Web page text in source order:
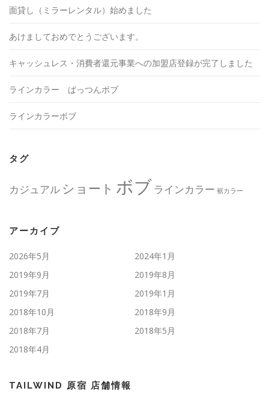
面貸し（ミラーレンタル）始めました
あけましておめでとうございます。
キャッシュレス・消費者還元事業への加盟店登録が完了しました
ラインカラー ぱっつんボブ
ラインカラーボブ
タグ
カジュアル ショート ボブ ラインカラー 裾カラー
アーカイブ
2026年5月
2024年1月
2019年9月
2019年8月
2019年7月
2019年1月
2018年10月
2018年9月
2018年7月
2018年5月
2018年4月
TAILWIND 原宿 店舗情報